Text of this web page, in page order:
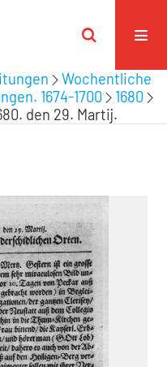
Wochentliche
1674-1700
1680
den 29. Martij.